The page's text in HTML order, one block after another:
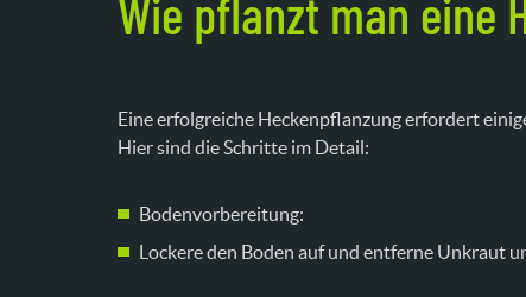
Wie pflanzt man eine
Eine erfolgreiche Heckenpflanzung erfordert
Hier sind die Schritte im Detail:
Bodenvorbereitung:
Lockere den Boden auf und entferne Unkraut